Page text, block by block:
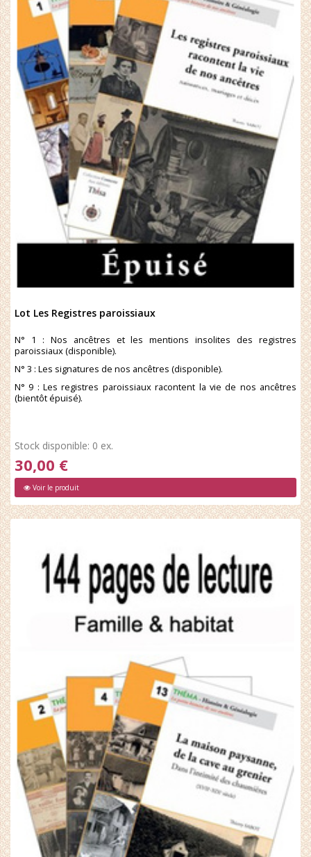
Lot Les Registres paroissiaux
N° 1 : Nos ancêtres et les mentions insolites des registres
paroissiaux (disponible).
N° 3 : Les signatures de nos ancêtres (disponible).
N° 9 : Les registres paroissiaux racontent la vie de nos ancêtres
(bientôt épuisé).
Stock disponible: 0 ex.
30,00 €
Voir le produit